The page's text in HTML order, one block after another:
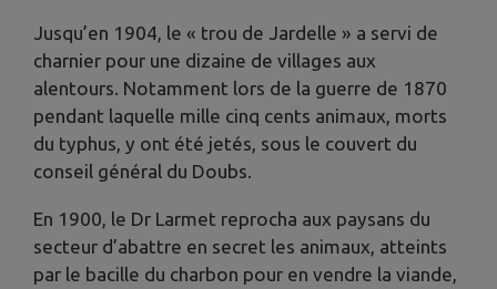
Jusqu’en 1904, le « trou de Jardelle » a servi de
charnier pour une dizaine de villages aux
alentours. Notamment lors de la guerre de 1870
pendant laquelle mille cinq cents animaux, morts
du typhus, y ont été jetés, sous le couvert du
conseil général du Doubs.
En 1900, le Dr Larmet reprocha aux paysans du
secteur d’abattre en secret les animaux, atteints
par le bacille du charbon pour en vendre la viande,